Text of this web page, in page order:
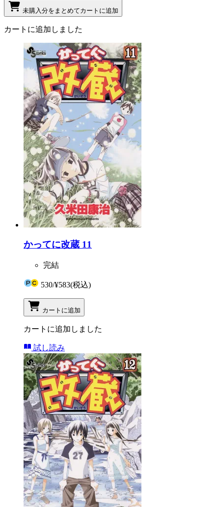
未購入分をまとめてカートに追加
カートに追加しました
かってに改蔵 11
完結
530/¥583(税込)
カートに追加
カートに追加しました
試し読み